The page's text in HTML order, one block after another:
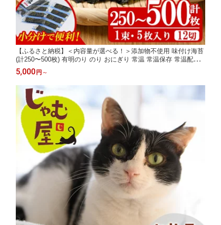
【ふるさと納税】＜内容量が選べる！＞添加物不使用 味付け海苔
(計250〜500枚) 有明のり のり おにぎり 常温 常温保存 常温配送
小分け お弁当 おやつ おつまみ 福岡県 有明海産【朝ごはん本舗】
5,000 円 ～